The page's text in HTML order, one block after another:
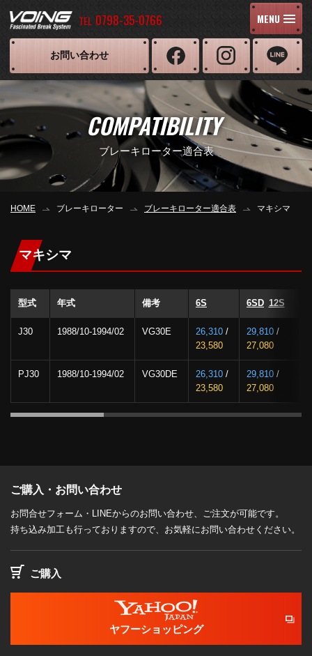
TEL 0798-35-0766 MENU
お問い合わせ
COMPATIBILITY
ブレーキローター適合表
HOME ブレーキローター ブレーキローター適合表 マキシマ
マキシマ
型式 年式 備考 6S 6SD 12S
J30 1988/10-1994/02 VG30E 26,310 /
23,580
29,810 /
27,080
PJ30 1988/10-1994/02 VG30DE 26,310 /
23,580
29,810 /
27,080
ご購入・お問い合わせ
お問合せフォーム・LINEからのお問い合わせ、ご注文が可能です。
持ち込み加工も行っておりますので、お気軽にお問い合わせください。
ご購入
ヤフーショッピング